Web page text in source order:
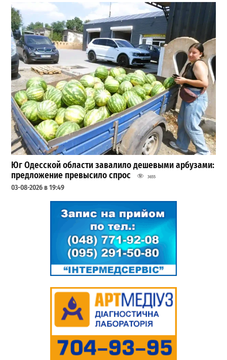
Юг Одесской области завалило дешевыми арбузами:
предложение превысило спрос
3655
03-08-2026 в 19:49